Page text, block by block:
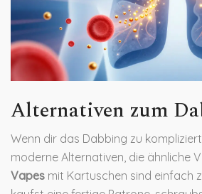
Alternativen zum
Wenn dir das Dabbing zu
moderne Alternativen, die ähnliche
Vapes mit Kartuschen sind einfach